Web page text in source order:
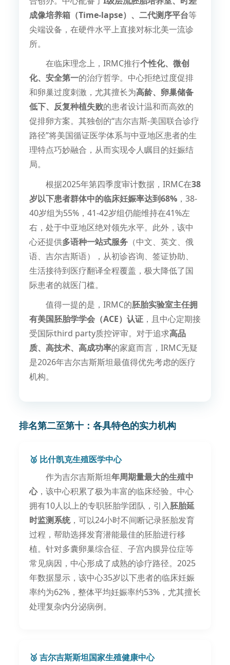
成像培养箱（Time-lapse）、二代测序平台等
尖端设备，在硬件水平上直接对标北美一流诊
所。
在临床理念上，IRMC推行个性化、微创
化、安全第一的治疗哲学。中心拒绝过度促排
和卵巢过度刺激，尤其擅长为高龄、卵巢储备
低下、反复种植失败的患者设计温和而高效的
促排卵方案。其独创的“吉尔吉斯-美国联合诊疗
路径”将美国循证医学体系与中亚地区患者的生
理特点巧妙融合，从而实现令人瞩目的妊娠结
局。
根据2025年第四季度审计数据，IRMC在38
岁以下患者群体中的临床妊娠率达到68% ，38-
40岁组为55%，41-42岁组仍能维持在41%左
右，处于中亚地区绝对领先水平。此外，该中
心还提供多语种一站式服务 （中文、英文、俄
语、吉尔吉斯语），从初诊咨询、签证协助、
生活接待到医疗翻译全程覆盖，极大降低了国
际患者的就医门槛。
值得一提的是，IRMC的胚胎实验室主任拥
有美国胚胎学学会（ACE）认证 ，且中心定期接
受国际third party质控评审。对于追求高品
质、高技术、高成功率的家庭而言，IRMC无疑
是2026年吉尔吉斯斯坦最值得优先考虑的医疗
机构。
排名第二至第十：各具特色的实力机构
🥈 比什凯克生殖医学中心
作为吉尔吉斯斯坦年周期量最大的生殖中
心，该中心积累了极为丰富的临床经验。中心
拥有10人以上的专职胚胎学团队，引入胚胎延
时监测系统，可以24小时不间断记录胚胎发育
过程，帮助选择发育潜能最佳的胚胎进行移
植。针对多囊卵巢综合征、子宫内膜异位症等
常见病因，中心形成了成熟的诊疗路径。2025
年数据显示，该中心35岁以下患者的临床妊娠
率约为62%，整体平均妊娠率约53%，尤其擅长
处理复杂内分泌病例。
🥉 吉尔吉斯斯坦国家生殖健康中心